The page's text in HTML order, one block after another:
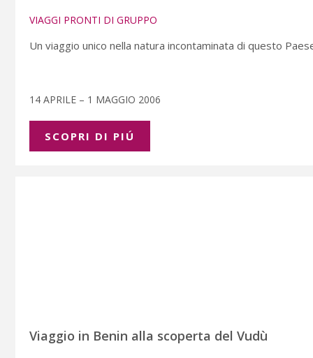
VIAGGI PRONTI DI GRUPPO
Un viaggio unico nella natura incontaminata di questo
14 APRILE – 1 MAGGIO 2006
SCOPRI DI PIÚ
Viaggio in Benin alla scoperta del Vudù